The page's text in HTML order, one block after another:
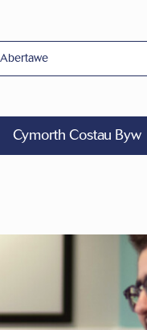
Cymorth Costau Byw